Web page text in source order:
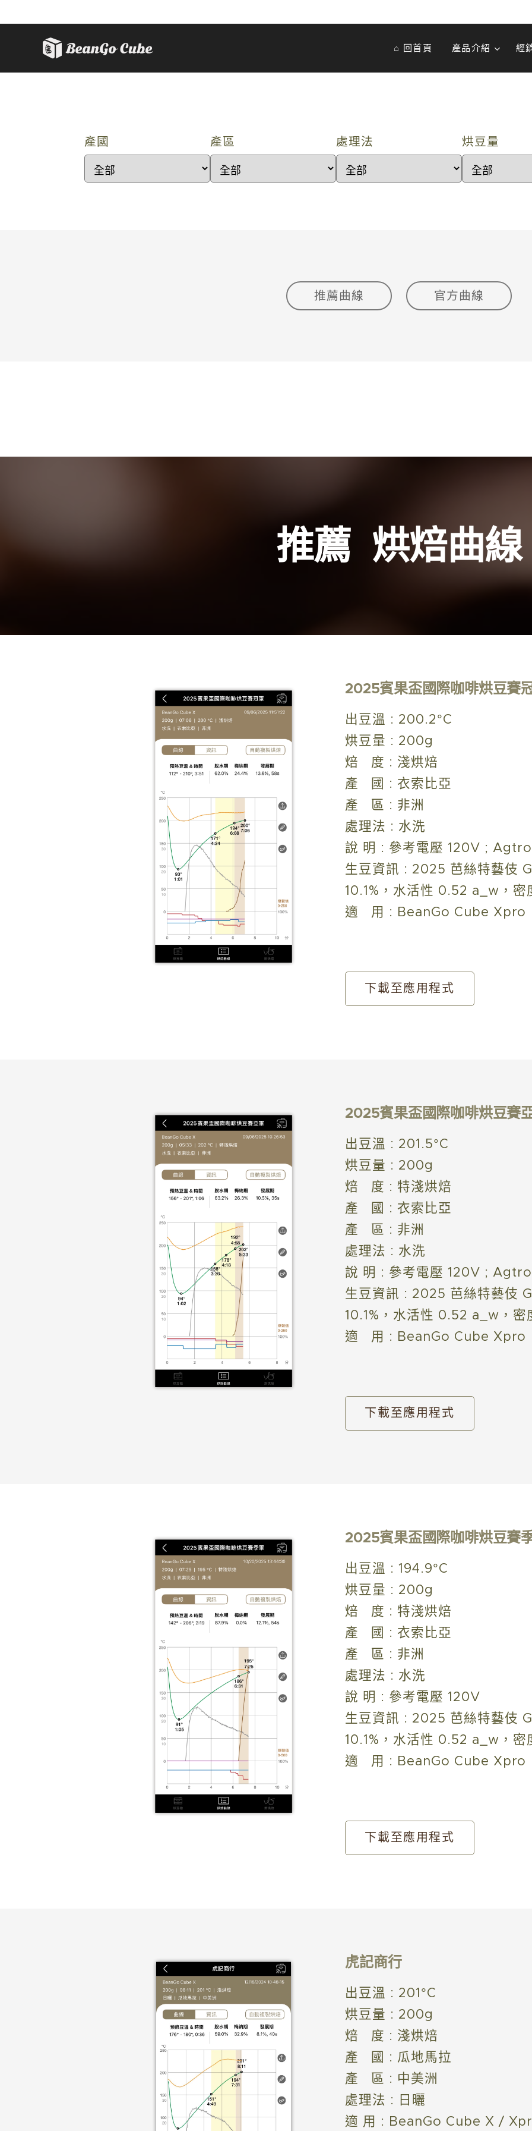
⌂ 回首頁 產品介紹 經
產國 產區 處理法 烘豆量
推薦曲線 官方曲線
推薦 烘焙曲線
2025賓果盃國際咖啡烘豆賽
出豆溫 : 200.2°C
烘豆量 : 200g
焙 度 : 淺烘焙
產 國 : 衣索比亞
產 區 : 非洲
處理法 : 水洗
說 明 : 參考電壓 120V ;
生豆資訊 : 2025 芭絲特藝伎
10.1%，水活性 0.52 a_w，
適 用 : BeanGo Cube Xpro
下載至應用程式
2025賓果盃國際咖啡烘豆賽
出豆溫 : 201.5°C
烘豆量 : 200g
焙 度 : 特淺烘焙
產 國 : 衣索比亞
產 區 : 非洲
處理法 : 水洗
說 明 : 參考電壓 120V ;
生豆資訊 : 2025 芭絲特藝伎
10.1%，水活性 0.52 a_w，
適 用 : BeanGo Cube Xpro
下載至應用程式
2025賓果盃國際咖啡烘豆賽
出豆溫 : 194.9°C
烘豆量 : 200g
焙 度 : 特淺烘焙
產 國 : 衣索比亞
產 區 : 非洲
處理法 : 水洗
說 明 : 參考電壓 120V
生豆資訊 : 2025 芭絲特藝伎
10.1%，水活性 0.52 a_w，
適 用 : BeanGo Cube Xpro
下載至應用程式
虎記商行
出豆溫 : 201°C
烘豆量 : 200g
焙 度 : 淺烘焙
產 國 : 瓜地馬拉
產 區 : 中美洲
處理法 : 日曬
適 用 : BeanGo Cube X /